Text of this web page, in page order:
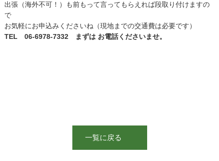
出張（海外不可！）も前もって言ってもらえれば段取り付けますの
で
お気軽にお申込みくださいね（現地までの交通費は必要です）
TEL 06-6978-7332 まずは お電話くださいませ。
一覧に戻る